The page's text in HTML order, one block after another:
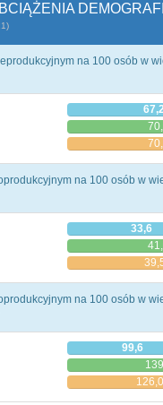
na 100 osób w
na 100 osób w
33,6
na 100 osób w
99,6
126,0